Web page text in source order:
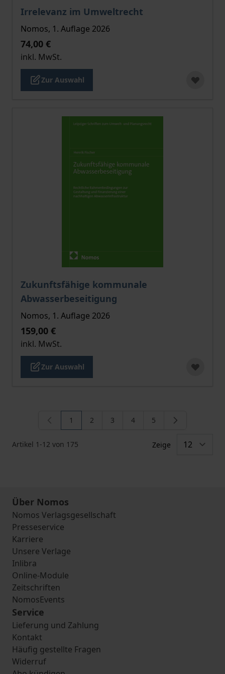
Irrelevanz im Umweltrecht
Der Preis dieses Titels richtet sich nach der
Nomos, 1. Auflage 2026
74,00 €
inkl. MwSt.
Zur Auswahl
Zukunftsfähige kommunale
Abwasserbeseitigung
Der Preis dieses Titels richtet sich nach der
Nomos, 1. Auflage 2026
159,00 €
inkl. MwSt.
Zur Auswahl
Artikel 1 -12 von 175
Sie lesen gerade die Seite
1 Seite
2 Seite
3 Seite
4 Seite
5
Zeige
Über Nomos
Nomos Verlagsgesellschaft
Presseservice
Karriere
Unsere Verlage
Inlibra
Online-Module
Zeitschriften
NomosEvents
Service
Lieferung und Zahlung
Kontakt
Häufig gestellte Fragen
Widerruf